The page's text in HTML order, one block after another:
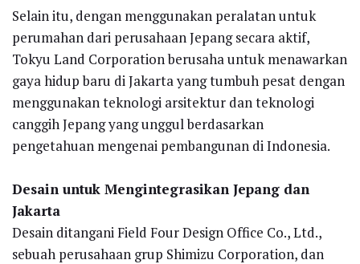
Selain itu, dengan menggunakan peralatan untuk
perumahan dari perusahaan Jepang secara aktif,
Tokyu Land Corporation berusaha untuk menawarkan
gaya hidup baru di Jakarta yang tumbuh pesat dengan
menggunakan teknologi arsitektur dan teknologi
canggih Jepang yang unggul berdasarkan
pengetahuan mengenai pembangunan di Indonesia.
Desain untuk Mengintegrasikan Jepang dan
Jakarta
Desain ditangani Field Four Design Office Co., Ltd.,
sebuah perusahaan grup Shimizu Corporation, dan